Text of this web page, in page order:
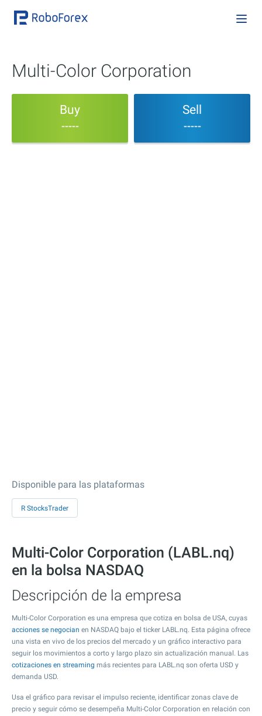
Multi-Color Corporation
Buy
-----
Sell
-----
Disponible para las plataformas
R StocksTrader
Multi-Color Corporation (LABL.nq)
en la bolsa NASDAQ
Descripción de la empresa
Multi-Color Corporation es una empresa que cotiza en bolsa de USA, cuyas
acciones se negocian en NASDAQ bajo el ticker LABL.nq. Esta página ofrece
una vista en vivo de los precios del mercado y un gráfico interactivo para
seguir los movimientos a corto y largo plazo sin actualización manual. Las
cotizaciones en streaming más recientes para LABL.nq son oferta USD y
demanda USD.
Usa el gráfico para revisar el impulso reciente, identificar zonas clave de
precio y seguir cómo se desempeña Multi-Color Corporation en relación con